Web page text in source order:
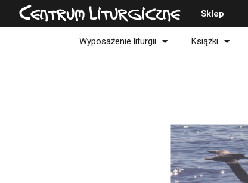
PrzejdźCentrum Liturgiczne Sklep
Wyposażenie liturgii Książki